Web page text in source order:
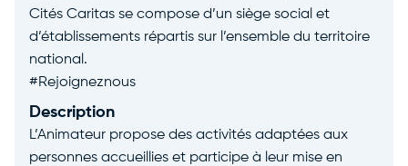
Cités Caritas se compose d’un siège social et
d’établissements répartis sur l’ensemble du territoire
national.
#Rejoigneznous
Description
L’Animateur propose des activités adaptées aux
personnes accueillies et participe à leur mise en